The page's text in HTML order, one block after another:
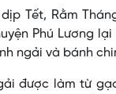
Tết, Rằm
Phú Lương
ngải và bánh
được làm từ